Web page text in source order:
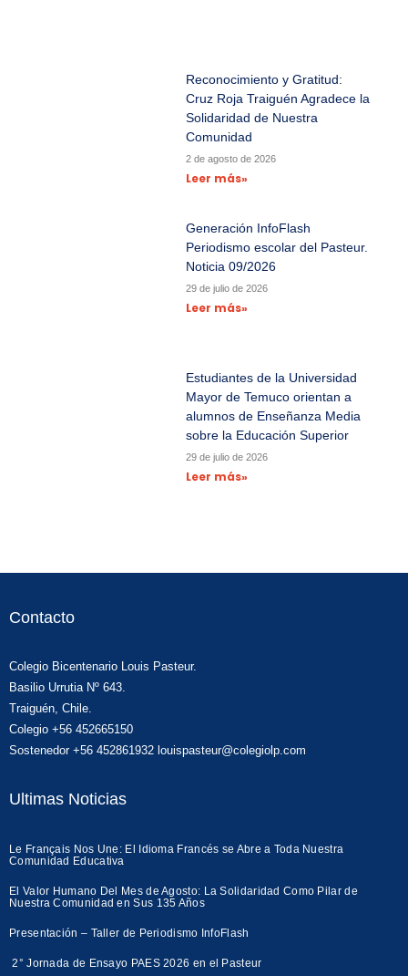
Reconocimiento y Gratitud:
Cruz Roja Traiguén Agradece la
Solidaridad de Nuestra
Comunidad
2 de agosto de 2026
Leer más»
Generación InfoFlash
Periodismo escolar del Pasteur.
Noticia 09/2026
29 de julio de 2026
Leer más»
Estudiantes de la Universidad
Mayor de Temuco orientan a
alumnos de Enseñanza Media
sobre la Educación Superior
29 de julio de 2026
Leer más»
Contacto
Colegio Bicentenario Louis Pasteur.
Basilio Urrutia Nº 643.
Traiguén, Chile.
Colegio +56 452665150
Sostenedor +56 452861932 louispasteur@colegiolp.com
Ultimas Noticias
Le Français Nos Une: El Idioma Francés se Abre a Toda Nuestra
Comunidad Educativa
El Valor Humano Del Mes de Agosto: La Solidaridad Como Pilar de
Nuestra Comunidad en Sus 135 Años
Presentación – Taller de Periodismo InfoFlash
2° Jornada de Ensayo PAES 2026 en el Pasteur